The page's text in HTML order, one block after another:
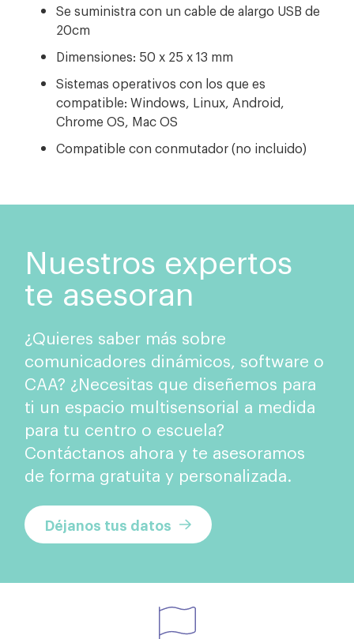
Se suministra con un cable de alargo USB de
20cm
Dimensiones: 50 x 25 x 13 mm
Sistemas operativos con los que es
compatible: Windows, Linux, Android,
Chrome OS, Mac OS
Compatible con conmutador (no incluido)
Nuestros expertos
te asesoran
¿Quieres saber más sobre
comunicadores dinámicos, software o
CAA? ¿Necesitas que diseñemos para
ti un espacio multisensorial a medida
para tu centro o escuela?
Contáctanos ahora y te asesoramos
de forma gratuita y personalizada.
Déjanos tus datos